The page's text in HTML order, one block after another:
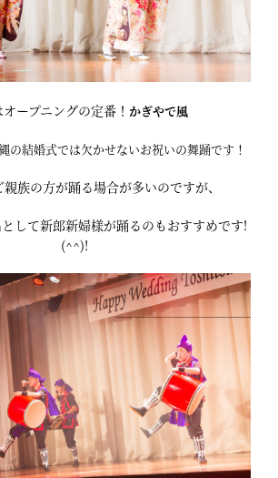
ープニングの定番！ かぎやで風
の結婚式では欠かせないお祝いの舞踊です！
族の方が踊る場合が多いのですが、
して新郎新婦様が踊るのもおすすめです!
(^^)!